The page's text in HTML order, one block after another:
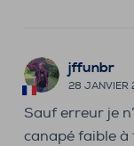
jffunbr
28 JANVIER
Sauf erreur je
canapé faible à